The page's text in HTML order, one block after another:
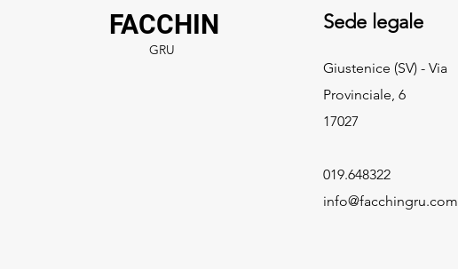
FACCHIN
GRU
Sede legale
Giustenice (SV) - Via
Provinciale, 6
17027
019.648322
info@facchingru.com